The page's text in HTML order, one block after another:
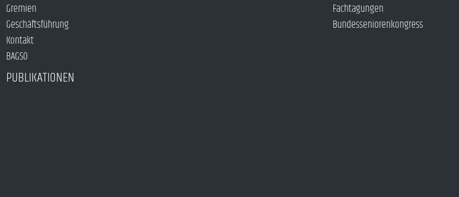
Gremien
Geschäftsführung
Kontakt
BAGSO
Fachtagungen
Bundesseniorenkongress
PUBLIKATIONEN